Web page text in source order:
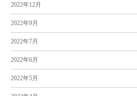
2022年12月
2022年9月
2022年7月
2022年6月
2022年5月